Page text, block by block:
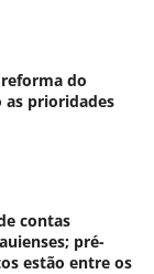
reforma do
as prioridades
contas
pré-
estão entre os